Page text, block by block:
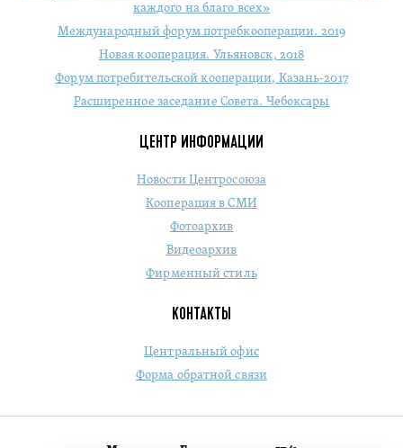
каждого на благо всех»
Международный форум потребкооперации. 2019
Новая кооперация. Ульяновск, 2018
Форум потребительской кооперации, Казань-2017
Расширенное заседание Совета. Чебоксары
ЦЕНТР ИНФОРМАЦИИ
Новости Центросоюза
Кооперация в СМИ
Фотоархив
Видеоархив
Фирменный стиль
КОНТАКТЫ
Центральный офис
Форма обратной связи